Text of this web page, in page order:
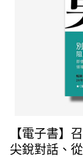
【電子書】
尖銳對話、